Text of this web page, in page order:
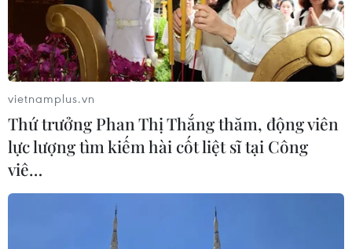
TIN CÙNG CHUYÊN MỤC
Olympic Trí tuệ nhân
tạo quốc tế 2026: 7/8 học sinh Việt
Nam đoạt huy chương
vietnamplus.vn
Thứ trưởng Phan Thị Thắng thăm, động viên
lực lượng tìm kiếm hài cốt liệt sĩ tại Công
viê…